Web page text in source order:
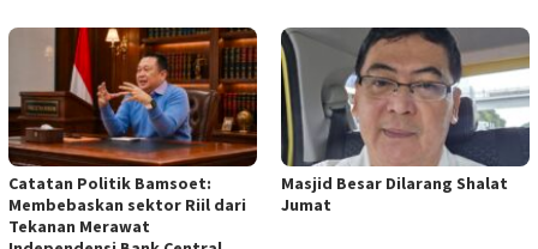
Catatan Politik Bamsoet:
Membebaskan sektor Riil dari
Tekanan Merawat
Masjid Besar Dilarang Shalat
Jumat